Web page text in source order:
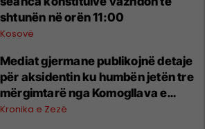
shtunën në orën 11:00
Kosovë
Mediat gjermane publikojnë detaje
për aksidentin ku humbën jetën tre
mërgimtarë nga Komogllava e
Ferizajt
Kronika e Zezë